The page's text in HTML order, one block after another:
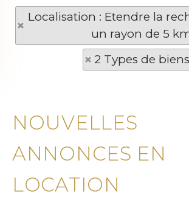
Localisation : Etendre la
un rayon de 5
2 Types de biens
NOUVELLES
ANNONCES EN
LOCATION